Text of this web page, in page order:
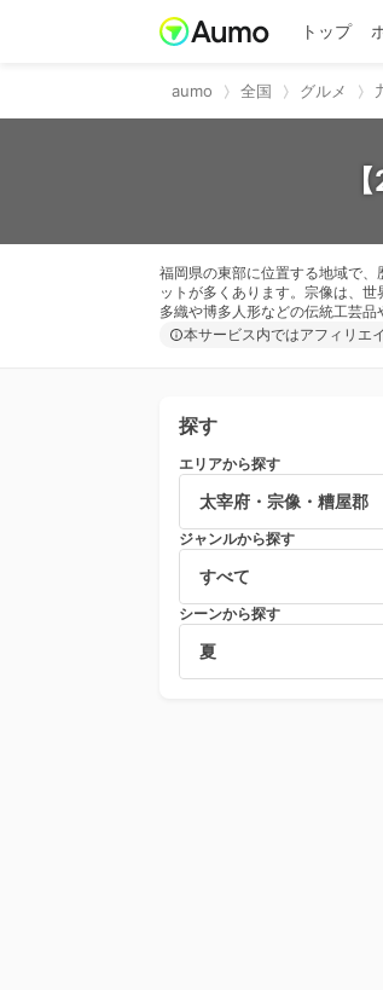
トップ
aumo 全国 グルメ
福岡県の東部に位置する地域で
ットが多くあります。宗像は、
多織や博多人形などの伝統工芸品
本サービス内ではアフィリエ
探す
エリアから探す
太宰府・宗像・糟屋郡
ジャンルから探す
すべて
シーンから探す
夏